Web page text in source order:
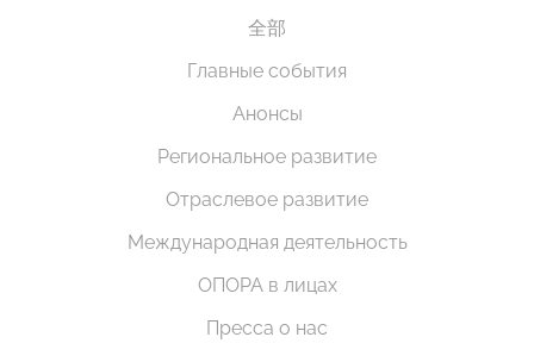
全部
Главные события
Анонсы
Региональное развитие
Отраслевое развитие
Международная деятельность
ОПОРА в лицах
Пресса о нас